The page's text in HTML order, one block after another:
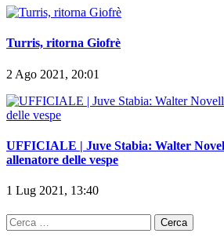
Turris, ritorna Giofrè
2 Ago 2021, 20:01
UFFICIALE | Juve Stabia: Walter
1 Lug 2021, 13:40
Ricerca